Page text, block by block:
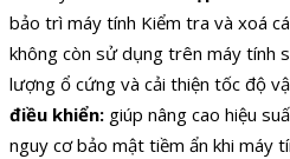
bảo trì máy tính Kiểm tra và xoá
không còn sử dụng trên máy tính
lượng ổ cứng và cải thiện tốc độ
điều khiển: giúp nâng cao hiệu
nguy cơ bảo mật tiềm ẩn khi máy